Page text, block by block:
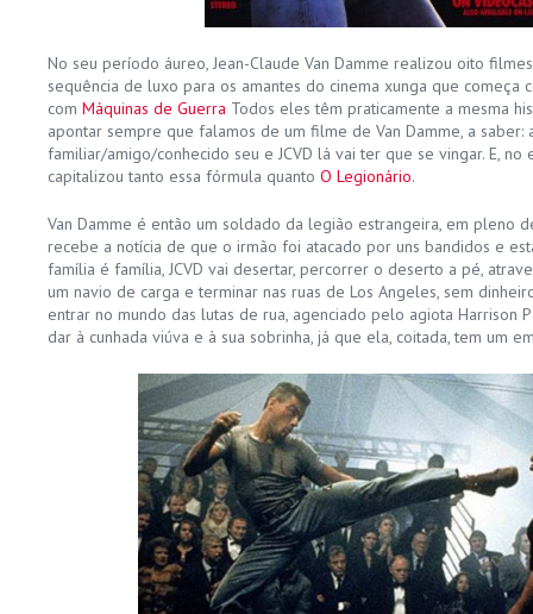
No seu período áureo, Jean-Claude Van Damme realizou oito
sequência de luxo para os amantes do cinema xunga que começa
com Máquinas de Guerra Todos eles têm praticamente a mesma
apontar sempre que falamos de um filme de Van Damme, a
familiar/amigo/conhecido seu e JCVD lá vai ter que se vingar. E, no
capitalizou tanto essa fórmula quanto O Legionário.
Van Damme é então um soldado da legião estrangeira, em pleno
recebe a notícia de que o irmão foi atacado por uns bandidos e
família é família, JCVD vai desertar, percorrer o deserto a pé,
um navio de carga e terminar nas ruas de Los Angeles, sem
entrar no mundo das lutas de rua, agenciado pelo agiota Harrison
dar à cunhada viúva e à sua sobrinha, já que ela, coitada, tem um